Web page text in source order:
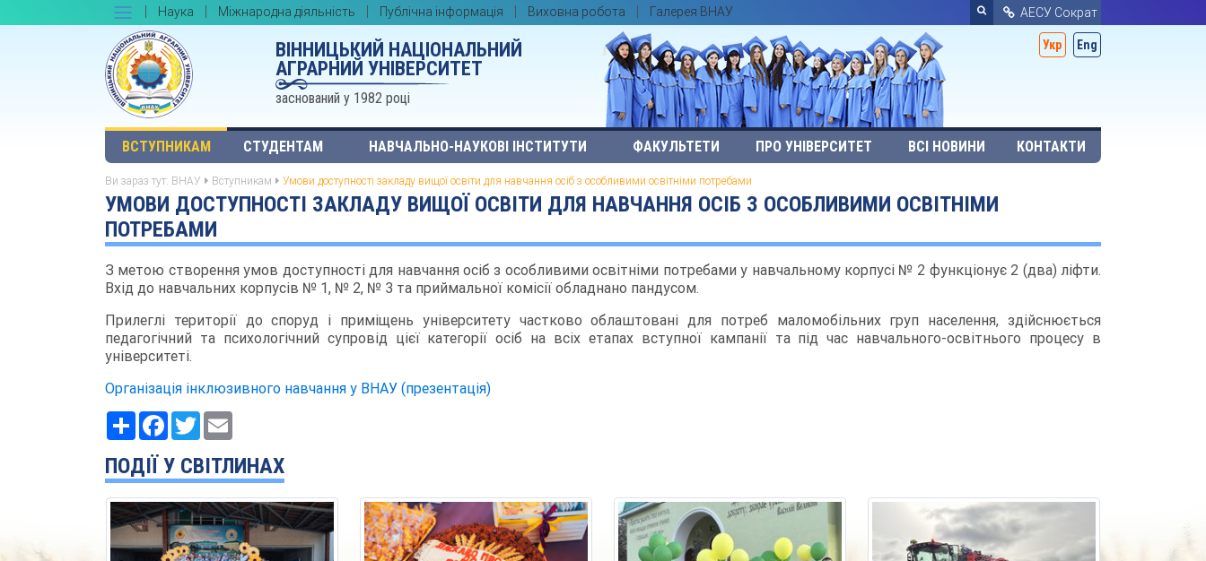
Наука Міжнародна діяльність Публічна інформація Виховна робота Галерея ВНАУ АЕСУ Сократ
ВІННИЦЬКИЙ НАЦІОНАЛЬНИЙ
АГРАРНИЙ УНІВЕРСИТЕТ
заснований у 1982 році
Укр Eng
ВСТУПНИКАМ СТУДЕНТАМ НАВЧАЛЬНО-НАУКОВІ ІНСТИТУТИ ФАКУЛЬТЕТИ ПРО УНІВЕРСИТЕТ ВСІ НОВИНИ КОНТАКТИ
Ви зараз тут: ВНАУ Вступникам Умови доступності закладу вищої освіти для навчання осіб з особливими освітніми потребами
УМОВИ ДОСТУПНОСТІ ЗАКЛАДУ ВИЩОЇ ОСВІТИ ДЛЯ НАВЧАННЯ ОСІБ З ОСОБЛИВИМИ ОСВІТНІМИ
ПОТРЕБАМИ
З метою створення умов доступності для навчання осіб з особливими освітніми потребами у навчальному корпусі № 2 функціонує 2 (два) ліфти.
Вхід до навчальних корпусів № 1, № 2, № 3 та приймальної комісії обладнано пандусом.
Прилеглі території до споруд і приміщень університету частково облаштовані для потреб маломобільних груп населення, здійснюється
педагогічний та психологічний супровід цієї категорії осіб на всіх етапах вступної кампанії та під час навчального-освітнього процесу в
університеті.
Організація інклюзивного навчання у ВНАУ (презентація)
РесурсFacebook
Twitter
ПОДІЇ У СВІТЛИНАХ